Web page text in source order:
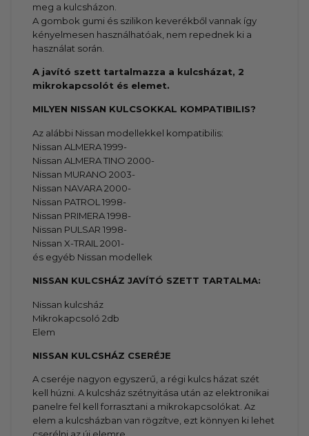
meg a kulcsházon.
A gombok gumi és szilikon keverékből vannak így
kényelmesen használhatóak, nem repednek ki a
használat során.
A javító szett tartalmazza a kulcsházat, 2
mikrokapcsolót és elemet.
MILYEN NISSAN KULCSOKKAL KOMPATIBILIS?
Az alábbi Nissan modellekkel kompatibilis:
Nissan ALMERA 1999-
Nissan ALMERA TINO 2000-
Nissan MURANO 2003-
Nissan NAVARA 2000-
Nissan PATROL 1998-
Nissan PRIMERA 1998-
Nissan PULSAR 1998-
Nissan X-TRAIL 2001-
és egyéb Nissan modellek
NISSAN KULCSHÁZ JAVÍTÓ SZETT TARTALMA:
Nissan kulcsház
Mikrokapcsoló 2db
Elem
NISSAN KULCSHÁZ CSERÉJE
A cseréje nagyon egyszerű, a régi kulcs házat szét
kell húzni. A kulcsház szétnyitása után az elektronikai
panelre fel kell forrasztani a mikrokapcsolókat. Az
elem a kulcsházban van rögzítve, ezt könnyen ki lehet